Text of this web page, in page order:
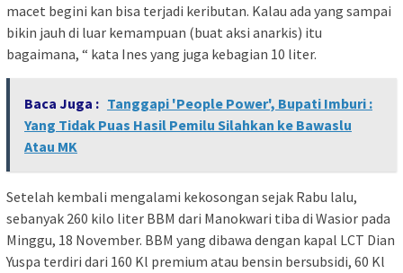
macet begini kan bisa terjadi keributan. Kalau ada yang sampai
bikin jauh di luar kemampuan (buat aksi anarkis) itu
bagaimana, “ kata Ines yang juga kebagian 10 liter.
Baca Juga : Tanggapi 'People Power', Bupati Imburi :
Yang Tidak Puas Hasil Pemilu Silahkan ke Bawaslu
Atau MK
Setelah kembali mengalami kekosongan sejak Rabu lalu,
sebanyak 260 kilo liter BBM dari Manokwari tiba di Wasior pada
Minggu, 18 November. BBM yang dibawa dengan kapal LCT Dian
Yuspa terdiri dari 160 Kl premium atau bensin bersubsidi, 60 Kl